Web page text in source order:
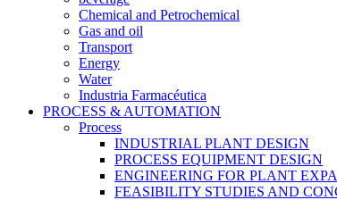
Chemical and Petrochemical
Gas and oil
Transport
Energy
Water
Industria Farmacéutica
PROCESS & AUTOMATION
Process
INDUSTRIAL PLANT DESIGN
PROCESS EQUIPMENT DESIGN
ENGINEERING FOR PLANT
FEASIBILITY STUDIES AND